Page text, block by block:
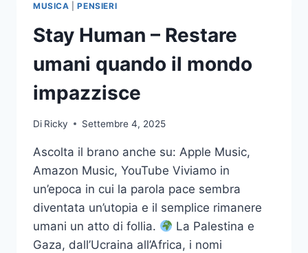
VOI…
MUSICA |PENSIERI
Stay Human – Restare
umani quando il mondo
impazzisce
Di Ricky Settembre 4, 2025
Ascolta il brano anche su: Apple Music,
Amazon Music, YouTube Viviamo in
un’epoca in cui la parola pace sembra
diventata un’utopia e il semplice rimanere
umani un atto di follia.
La Palestina e
Gaza, dall’Ucraina all’Africa, i nomi